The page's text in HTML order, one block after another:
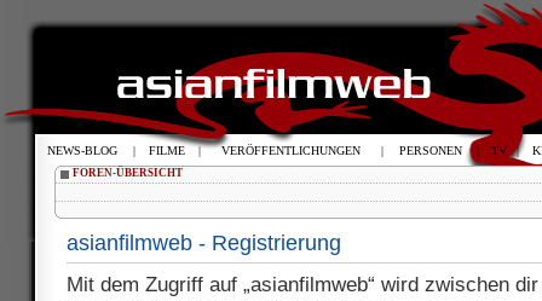
FOREN-ÜBERSICHT
asianfilmweb - Registrierung
Mit dem Zugriff auf „asianfilmweb“ wird zwischen
NEWS-BLOG | FILME | VERÖFFENTLICHUNGEN | PERSONEN | TV |